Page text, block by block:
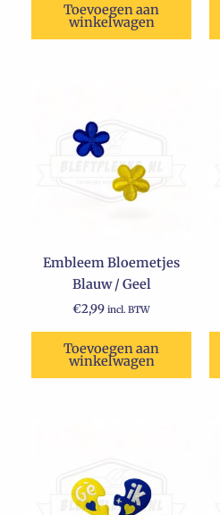
Toevoegen aan
winkelwagen
Embleem Bloemetjes
Blauw / Geel
€2,99 incl. BTW
Toevoegen aan
winkelwagen